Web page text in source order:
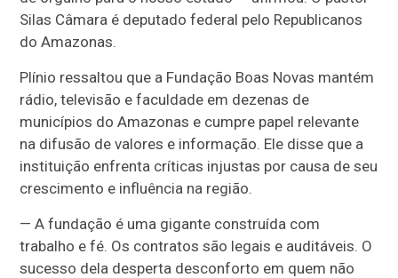
Silas Câmara é deputado federal pelo Republicanos
do Amazonas.
Plínio ressaltou que a Fundação Boas Novas mantém
rádio, televisão e faculdade em dezenas de
municípios do Amazonas e cumpre papel relevante
na difusão de valores e informação. Ele disse que a
instituição enfrenta críticas injustas por causa de seu
crescimento e influência na região.
— A fundação é uma gigante construída com
trabalho e fé. Os contratos são legais e auditáveis. O
sucesso dela desperta desconforto em quem não